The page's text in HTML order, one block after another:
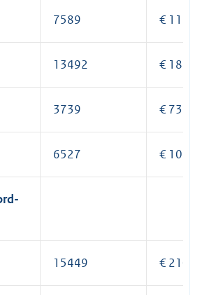
7589 €
13492 €
3739 €
6527 €
15449 €